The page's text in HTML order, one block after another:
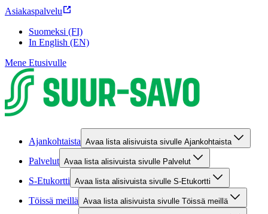
Asiakaspalvelu
Suomeksi (FI)
In English (EN)
Mene Etusivulle
Ajankohtaista Avaa lista alisivuista sivulle Ajankohtaista
Palvelut Avaa lista alisivuista sivulle Palvelut
S-Etukortti Avaa lista alisivuista sivulle S-Etukortti
Töissä meillä Avaa lista alisivuista sivulle Töissä meillä